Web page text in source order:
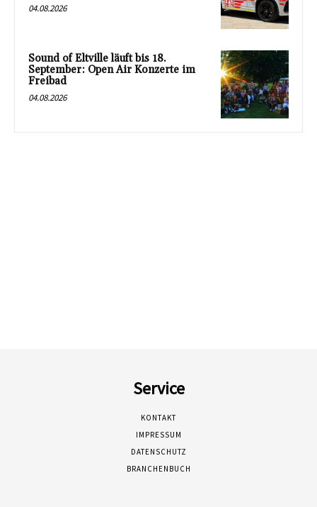
04.08.2026
Sound of Eltville läuft bis 18.
September: Open Air Konzerte im
Freibad
04.08.2026
Service
KONTAKT
IMPRESSUM
DATENSCHUTZ
BRANCHENBUCH